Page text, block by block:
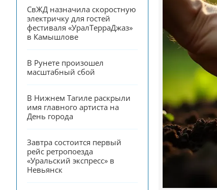
СвЖД назначила скоростную
электричку для гостей
фестиваля «УралТерраДжаз»
в Камышлове
В Рунете произошел
масштабный сбой
В Нижнем Тагиле раскрыли
имя главного артиста на
День города
Завтра состоится первый
рейс ретропоезда
«Уральский экспресс» в
Невьянск